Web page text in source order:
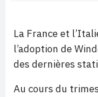
La France et
l’adoption de
des dernières
Au cours du